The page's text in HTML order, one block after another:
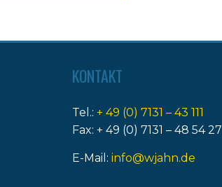
KONTAKT
Tel.: + 49 (0) 7131 – 43 111
Fax: + 49 (0) 7131 – 48 54 27
E-Mail: info@wjahn.de